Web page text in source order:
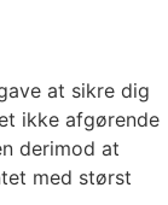
at sikre dig
ikke afgørende
derimod at
med størst